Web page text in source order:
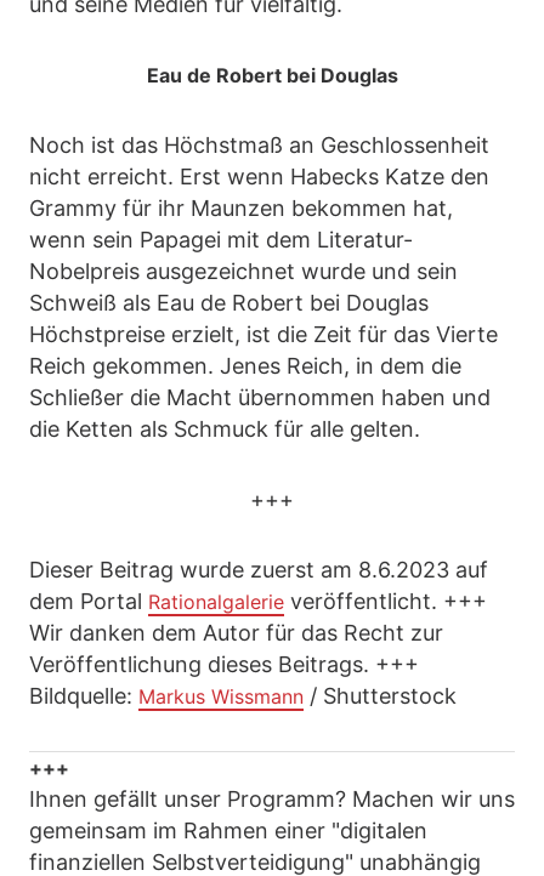
Eau de Robert bei Douglas
Noch ist das Höchstmaß an Geschlossenheit
nicht erreicht. Erst wenn Habecks Katze den
Grammy für ihr Maunzen bekommen hat,
wenn sein Papagei mit dem Literatur-
Nobelpreis ausgezeichnet wurde und sein
Schweiß als Eau de Robert bei Douglas
Höchstpreise erzielt, ist die Zeit für das Vierte
Reich gekommen. Jenes Reich, in dem die
Schließer die Macht übernommen haben und
die Ketten als Schmuck für alle gelten.
+++
Dieser Beitrag wurde zuerst am 8.6.2023 auf
dem Portal Rationalgalerie veröffentlicht. +++
Wir danken dem Autor für das Recht zur
Veröffentlichung dieses Beitrags. +++
Bildquelle: Markus Wissmann / Shutterstock
+++
Ihnen gefällt unser Programm? Machen wir uns
gemeinsam im Rahmen einer "digitalen
finanziellen Selbstverteidigung" unabhängig